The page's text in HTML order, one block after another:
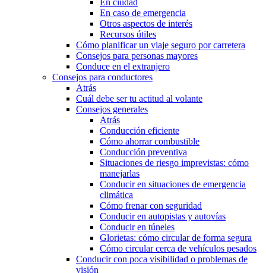
En ciudad
En caso de emergencia
Otros aspectos de interés
Recursos útiles
Cómo planificar un viaje seguro por carretera
Consejos para personas mayores
Conduce en el extranjero
Consejos para conductores
Atrás
Cuál debe ser tu actitud al volante
Consejos generales
Atrás
Conducción eficiente
Cómo ahorrar combustible
Conducción preventiva
Situaciones de riesgo imprevistas: cómo
manejarlas
Conducir en situaciones de emergencia
climática
Cómo frenar con seguridad
Conducir en autopistas y autovías
Conducir en túneles
Glorietas: cómo circular de forma segura
Cómo circular cerca de vehículos pesados
Conducir con poca visibilidad o problemas de
visión